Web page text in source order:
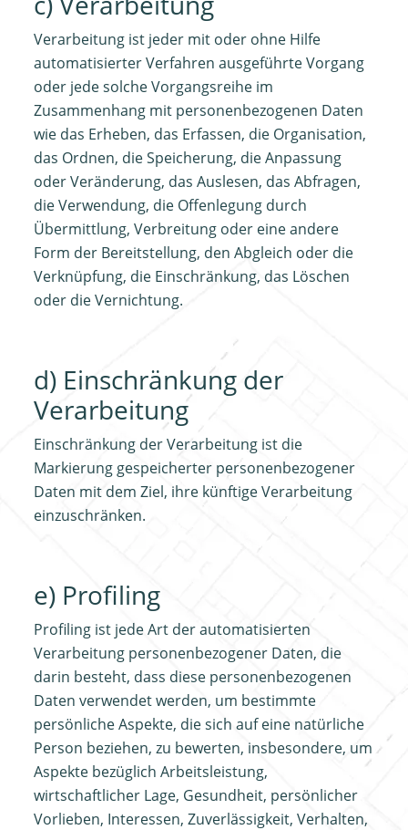
Verarbeitung ist jeder mit oder ohne Hilfe
automatisierter Verfahren ausgeführte Vorgang
oder jede solche Vorgangsreihe im
Zusammenhang mit personenbezogenen Daten
wie das Erheben, das Erfassen, die Organisation,
das Ordnen, die Speicherung, die Anpassung
oder Veränderung, das Auslesen, das Abfragen,
die Verwendung, die Offenlegung durch
Übermittlung, Verbreitung oder eine andere
Form der Bereitstellung, den Abgleich oder die
Verknüpfung, die Einschränkung, das Löschen
oder die Vernichtung.
d) Einschränkung der
Verarbeitung
Einschränkung der Verarbeitung ist die
Markierung gespeicherter personenbezogener
Daten mit dem Ziel, ihre künftige Verarbeitung
einzuschränken.
e) Profiling
Profiling ist jede Art der automatisierten
Verarbeitung personenbezogener Daten, die
darin besteht, dass diese personenbezogenen
Daten verwendet werden, um bestimmte
persönliche Aspekte, die sich auf eine natürliche
Person beziehen, zu bewerten, insbesondere, um
Aspekte bezüglich Arbeitsleistung,
wirtschaftlicher Lage, Gesundheit, persönlicher
Vorlieben, Interessen, Zuverlässigkeit, Verhalten,